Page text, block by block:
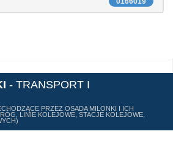
- TRANSPORT I
PRZEZ OSADA MILONKI I ICH
LINIE KOLEJOWE, STACJE KOLEJOWE,